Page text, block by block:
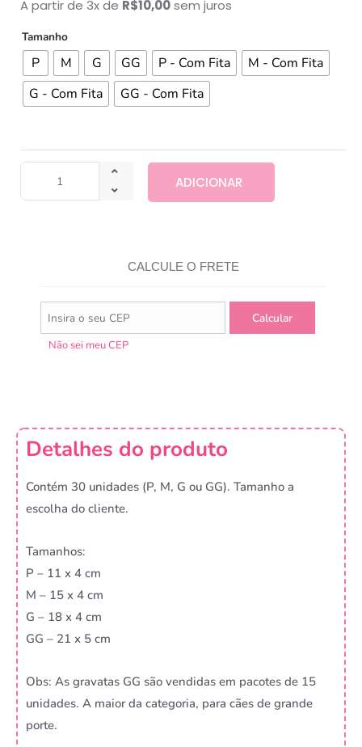
A partir de 3x de R$10,00sem juros
Tamanho
P M G GG P - Com Fita
M - Com Fita
G - Com Fita
GG - Com Fita
ADICIONAR
CALCULE O FRETE
Não sei meu CEP
Detalhes do produto
Contém 30 unidades (P, M, G ou GG). Tamanho a
escolha do cliente.
Tamanhos:
P – 11 x 4 cm
M – 15 x 4 cm
G – 18 x 4 cm
GG – 21 x 5 cm
Obs: As gravatas GG são vendidas em pacotes de 15
unidades. A maior da categoria, para cães de grande
porte.